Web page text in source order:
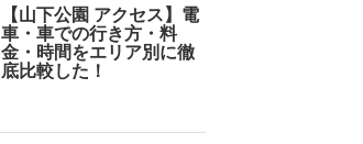
【山下公園 アクセス】電
車・車での行き方・料
金・時間をエリア別に徹
底比較した！